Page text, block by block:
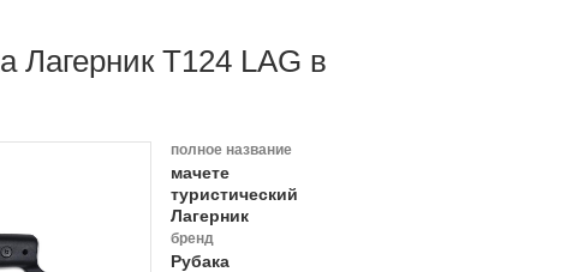
Лагерник T124 LAG в
полное название
мачете
туристический
Лагерник
бренд
Рубака